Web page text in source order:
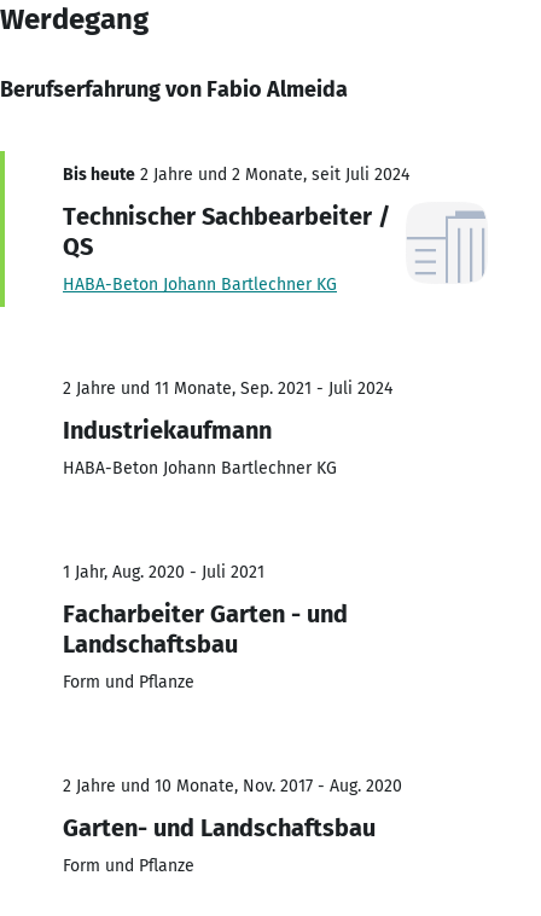
Werdegang
Berufserfahrung von Fabio Almeida
Bis heute 2 Jahre und 2 Monate, seit Juli 2024
Technischer Sachbearbeiter /
QS
HABA-Beton Johann Bartlechner KG
2 Jahre und 11 Monate, Sep. 2021 - Juli 2024
Industriekaufmann
HABA-Beton Johann Bartlechner KG
1 Jahr, Aug. 2020 - Juli 2021
Facharbeiter Garten - und
Landschaftsbau
Form und Pflanze
2 Jahre und 10 Monate, Nov. 2017 - Aug. 2020
Garten- und Landschaftsbau
Form und Pflanze